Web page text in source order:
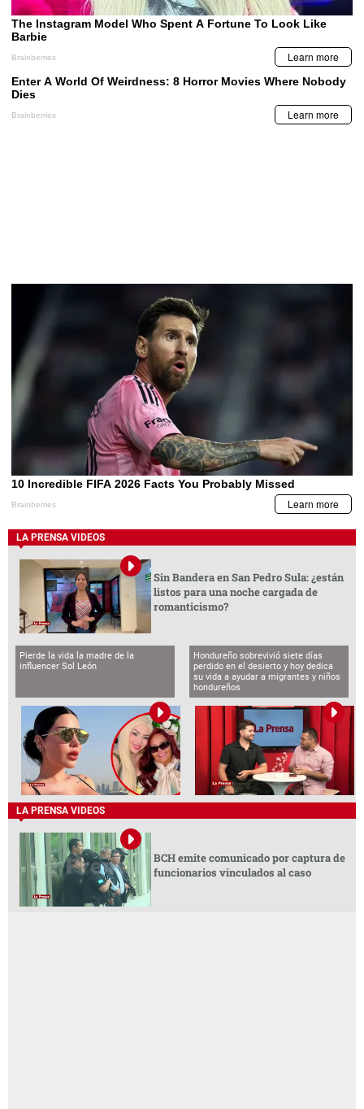
LA PRENSA VIDEOS
Sin Bandera en San Pedro Sula: ¿están
listos para una noche cargada de
romanticismo?
Pierde la vida la madre de la
influencer Sol León
Hondureño sobrevivió siete días
perdido en el desierto y hoy dedica
su vida a ayudar a migrantes y niños
hondureños
LA PRENSA VIDEOS
BCH emite comunicado por captura de
funcionarios vinculados al caso